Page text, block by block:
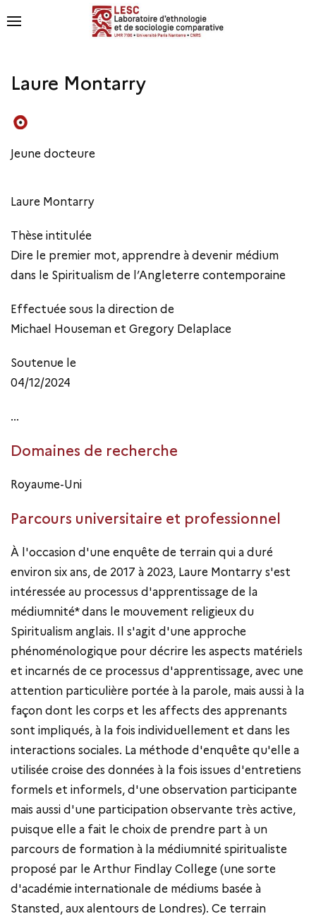
Laure Montarry
Jeune docteure
Laure Montarry
Thèse intitulée
Dire le premier mot, apprendre à devenir médium
dans le Spiritualism de l’Angleterre contemporaine
Effectuée sous la direction de
Michael Houseman et Gregory Delaplace
Soutenue le
04/12/2024
...
Domaines de recherche
Royaume-Uni
Parcours universitaire et professionnel
À l'occasion d'une enquête de terrain qui a duré
environ six ans, de 2017 à 2023, Laure Montarry s'est
intéressée au processus d'apprentissage de la
médiumnité* dans le mouvement religieux du
Spiritualism anglais. Il s'agit d'une approche
phénoménologique pour décrire les aspects matériels
et incarnés de ce processus d'apprentissage, avec une
attention particulière portée à la parole, mais aussi à la
façon dont les corps et les affects des apprenants
sont impliqués, à la fois individuellement et dans les
interactions sociales. La méthode d'enquête qu'elle a
utilisée croise des données à la fois issues d'entretiens
formels et informels, d'une observation participante
mais aussi d'une participation observante très active,
puisque elle a fait le choix de prendre part à un
parcours de formation à la médiumnité spiritualiste
proposé par le Arthur Findlay College (une sorte
d'académie internationale de médiums basée à
Stansted, aux alentours de Londres). Ce terrain